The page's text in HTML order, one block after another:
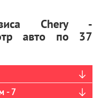
Chery -
авто по 37
- 7